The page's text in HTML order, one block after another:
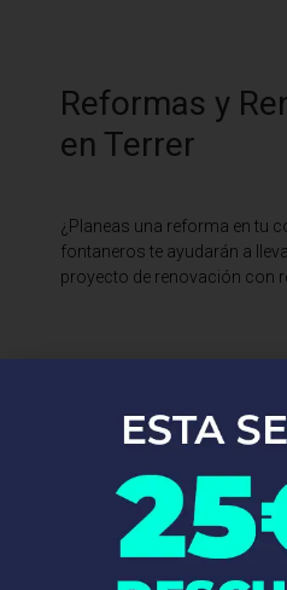
Reformas y
en Terrer
¿Planeas una reforma en tu
fontaneros te ayudarán a
proyecto de renovación con
En Fontaneros 24h Terrer
,
servicios de fontaneríapara
disponibles para asistirte las 24
semana. A continuación, te
servicios más